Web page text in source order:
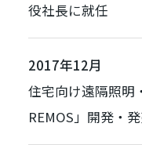
役社長に就任
2017年12月
住宅向け遠隔照明
REMOS」開発・